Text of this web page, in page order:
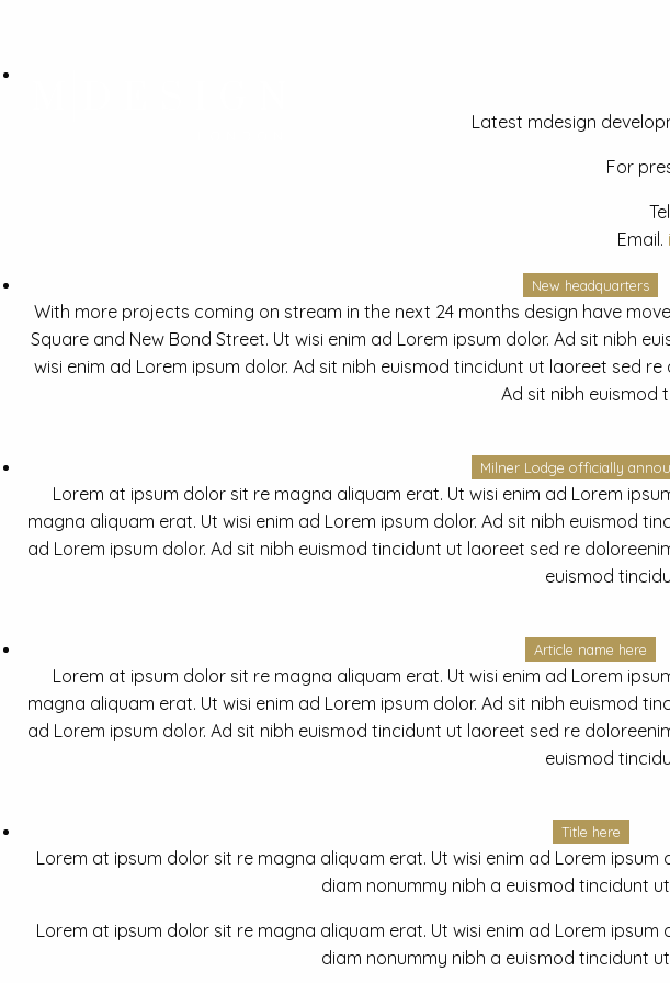
Latest mdesign
For
Email.
New headquarters
With more projects coming on stream in the next 24 months design have
Square and New Bond Street. Ut wisi enim ad Lorem ipsum dolor. Ad sit nibh
wisi enim ad Lorem ipsum dolor. Ad sit nibh euismod tincidunt ut laoreet sed
Ad sit nibh euismod
Milner Lodge officially
Lorem at ipsum dolor sit re magna aliquam erat. Ut wisi enim ad Lorem
magna aliquam erat. Ut wisi enim ad Lorem ipsum dolor. Ad sit nibh euismod
ad Lorem ipsum dolor. Ad sit nibh euismod tincidunt ut laoreet sed re
euismod
Article name here
Lorem at ipsum dolor sit re magna aliquam erat. Ut wisi enim ad Lorem
magna aliquam erat. Ut wisi enim ad Lorem ipsum dolor. Ad sit nibh euismod
ad Lorem ipsum dolor. Ad sit nibh euismod tincidunt ut laoreet sed re
euismod
Title here
Lorem at ipsum dolor sit re magna aliquam erat. Ut wisi enim ad Lorem
diam nonummy nibh a euismod tincidunt
Lorem at ipsum dolor sit re magna aliquam erat. Ut wisi enim ad Lorem
diam nonummy nibh a euismod tincidunt